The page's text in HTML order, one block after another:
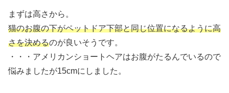
まずは高さから。
猫のお腹の下がペットドア下部と同じ位置になるように高
さを決めるのが良いそうです。
・・・アメリカンショートヘアはお腹がたるんでいるので
悩みましたが15cmにしました。